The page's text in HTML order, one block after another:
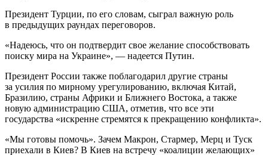
Президент Турции, по его словам, сыграл важную роль
в предыдущих раундах переговоров.
«Надеюсь, что он подтвердит свое желание способствовать
поиску мира на Украине», — надеется Путин.
Президент России также поблагодарил другие страны
за усилия по мирному урегулированию, включая Китай,
Бразилию, страны Африки и Ближнего Востока, а также
новую администрацию США, отметив, что все эти
государства «искренне стремятся к прекращению конфликта».
«Мы готовы помочь». Зачем Макрон, Стармер, Мерц и Туск
приехали в Киев? В Киев на встречу «коалиции желающих»